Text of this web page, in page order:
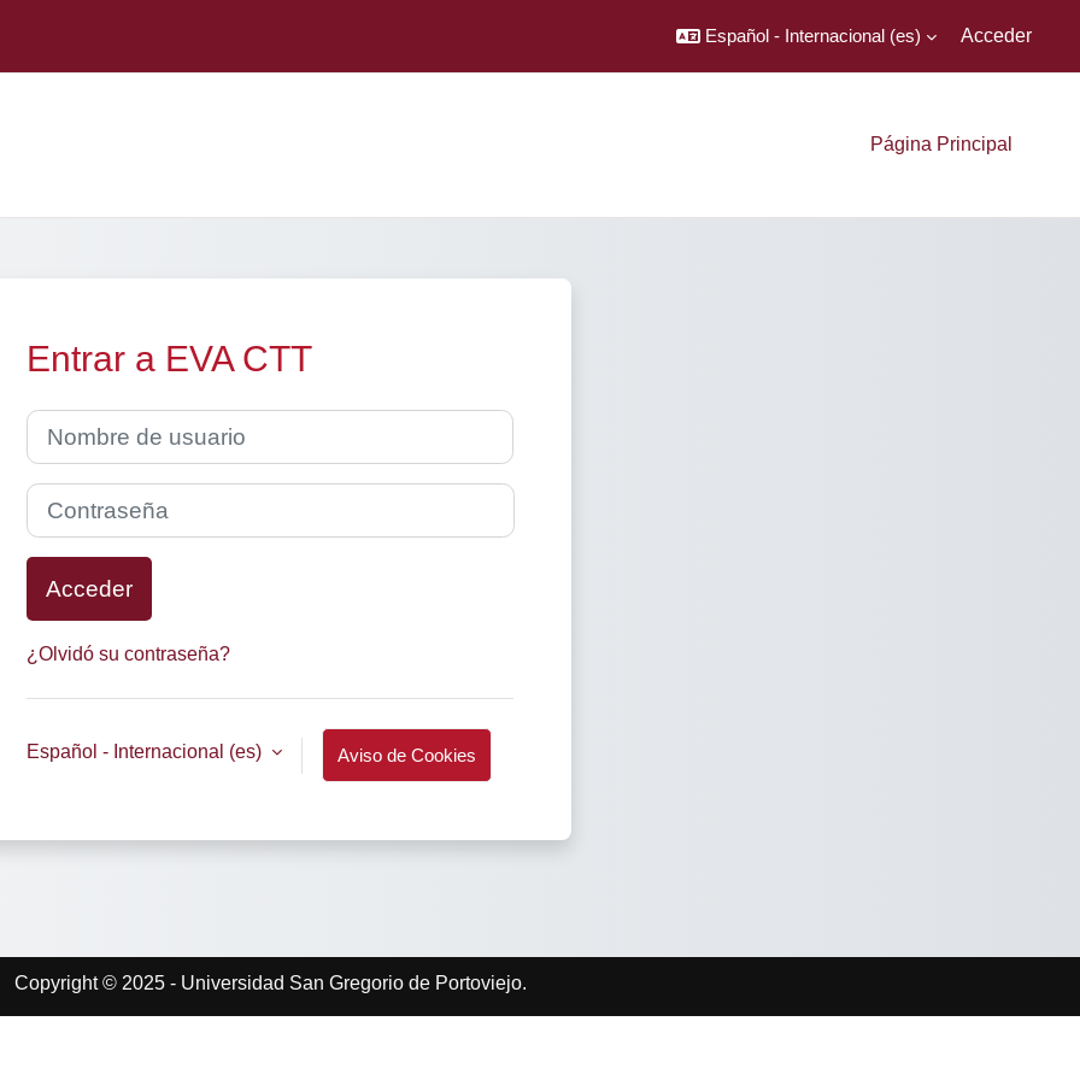
Español - Internacional ‎(es)‎ Acceder
Página Principal
Entrar a EVA CTT
Nombre de usuario
Contraseña
Acceder
¿Olvidó su contraseña?
Español - Internacional ‎(es)‎ Aviso de Cookies
Copyright © 2025 - Universidad San Gregorio de Portoviejo.